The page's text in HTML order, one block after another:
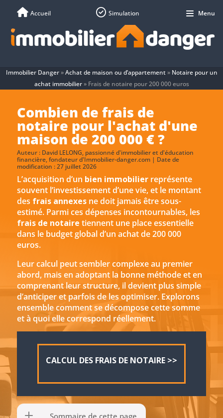
Immobilier Danger»Achat de maison ou d’appartement» Notaire pour un
achat immobilier» Frais de notaire pour 200 000 euros
Combien de frais de
notaire pour l'achat d'une
maison de 200 000 € ?
Auteur : David LELONG, passionné d'immobilier et d'éducation
financière, fondateur d'Immobilier-danger.com | Date de
modification : 27 juillet 2026
L’acquisition d’un bien immobilierreprésente
souvent l’investissement d’une vie, et le montant
des frais annexesne doit jamais être sous-
estimé. Parmi ces dépenses incontournables, les
frais de notaire tiennent une place essentielle
dans le budget global d’un achat de 200 000
euros.
Leur calcul peut sembler complexe au premier
abord, mais en adoptant la bonne méthode et en
comprenant leur structure, il devient plus simple
d’anticiper et parfois de les optimiser. Explorons
ensemble comment se décompose cette somme
et à quoi elle correspond réellement.
CALCUL DES FRAIS DE NOTAIRE >>
Accueil Simulation Menu